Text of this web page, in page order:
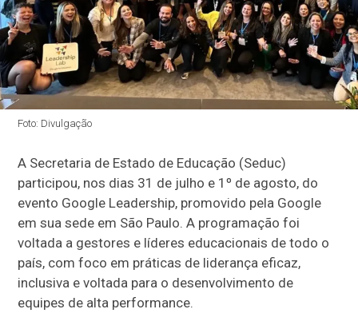
Foto: Divulgação
A Secretaria de Estado de Educação (Seduc)
participou, nos dias 31 de julho e 1º de agosto, do
evento Google Leadership, promovido pela Google
em sua sede em São Paulo. A programação foi
voltada a gestores e líderes educacionais de todo o
país, com foco em práticas de liderança eficaz,
inclusiva e voltada para o desenvolvimento de
equipes de alta performance.